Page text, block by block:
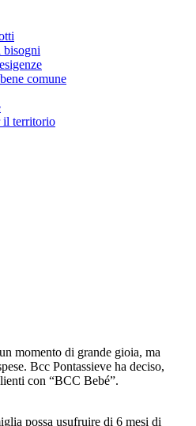
bisogni
comune
il territorio
momento di grande gioia, ma
Bcc Pontassieve ha deciso,
con “BCC Bebé”.
possa usufruire di 6 mesi di